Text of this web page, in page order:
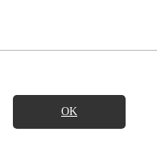
OK